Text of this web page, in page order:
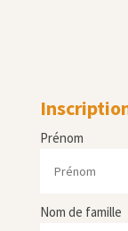
Prénom
Nom de famille